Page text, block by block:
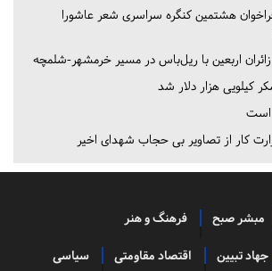
هشتمین کنگره سراسری شعر عاشورا
زائران اربعین با ریل‌باس در مسیر خرمشهر-شلمچه
کیلویی هزار دلار شد
است
کار از تصاویر بی حجاب شهدای اخیر
مبشر صبح فرهنگ و هنر
جهاد تبیین اقتصاد مقاومتی سیاسی